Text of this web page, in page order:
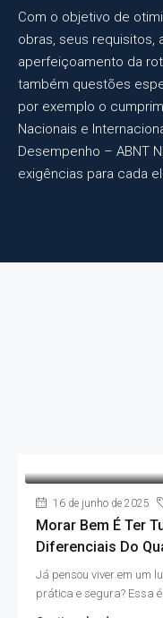
Com o objetivo de
obras, seus requisitos,
aperfeiçoamento da
também questões
por exemplo o
Nacionais e
Desempenho – ABNT
exigências para cada
16 de junho de 2025
Morar Bem É Ter
Diferenciais Do
Já pensou viver em um
prática e segura? Essa é